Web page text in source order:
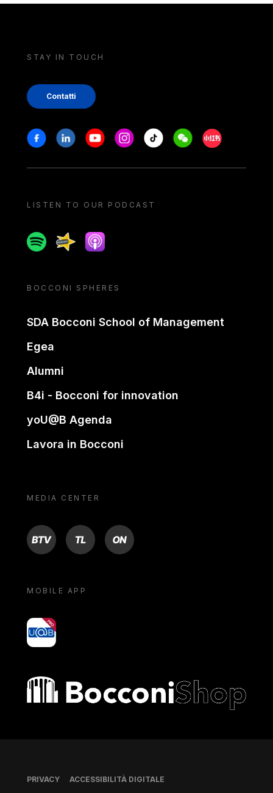
STAY IN TOUCH
Contatti
Stay in touch
FacebookLinkedinYoutubeInstagram
Tiktok WeechatXiaohongshu/
LISTEN TO OUR PODCAST
SpotifySpreakerApple podcast
BOCCONI SPHERES
SDA Bocconi School of Management
Egea
Alumni
B4i - Bocconi for innovation
yoU@B Agenda
Lavora in Bocconi
MEDIA CENTER
BTV TL ON
MOBILE APP
yoU@B
Bocconi shop
Piè di pagina
PRIVACY ACCESSIBILITÀ DIGITALE